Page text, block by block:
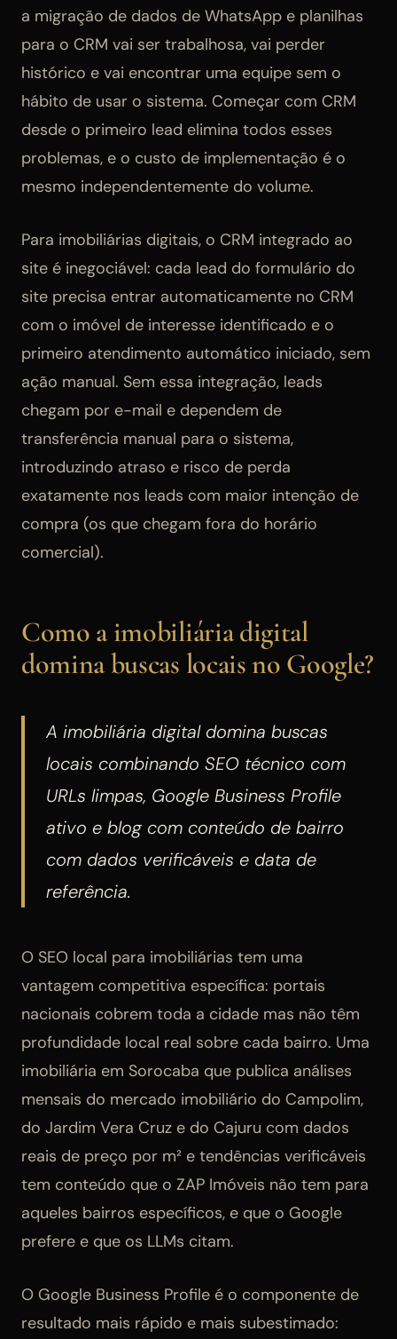
a migração de dados de WhatsApp e planilhas
para o CRM vai ser trabalhosa, vai perder
histórico e vai encontrar uma equipe sem o
hábito de usar o sistema. Começar com CRM
desde o primeiro lead elimina todos esses
problemas, e o custo de implementação é o
mesmo independentemente do volume.
Para imobiliárias digitais, o CRM integrado ao
site é inegociável: cada lead do formulário do
site precisa entrar automaticamente no CRM
com o imóvel de interesse identificado e o
primeiro atendimento automático iniciado, sem
ação manual. Sem essa integração, leads
chegam por e-mail e dependem de
transferência manual para o sistema,
introduzindo atraso e risco de perda
exatamente nos leads com maior intenção de
compra (os que chegam fora do horário
comercial).
Como a imobiliária digital
domina buscas locais no Google?
A imobiliária digital domina buscas
locais combinando SEO técnico com
URLs limpas, Google Business Profile
ativo e blog com conteúdo de bairro
com dados verificáveis e data de
referência.
O SEO local para imobiliárias tem uma
vantagem competitiva específica: portais
nacionais cobrem toda a cidade mas não têm
profundidade local real sobre cada bairro. Uma
imobiliária em Sorocaba que publica análises
mensais do mercado imobiliário do Campolim,
do Jardim Vera Cruz e do Cajuru com dados
reais de preço por m² e tendências verificáveis
tem conteúdo que o ZAP Imóveis não tem para
aqueles bairros específicos, e que o Google
prefere e que os LLMs citam.
O Google Business Profile é o componente de
resultado mais rápido e mais subestimado: